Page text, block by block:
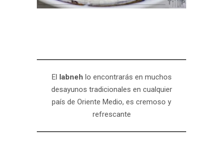
El labneh lo encontrarás en muchos
desayunos tradicionales en cualquier
país de Oriente Medio, es cremoso y
refrescante